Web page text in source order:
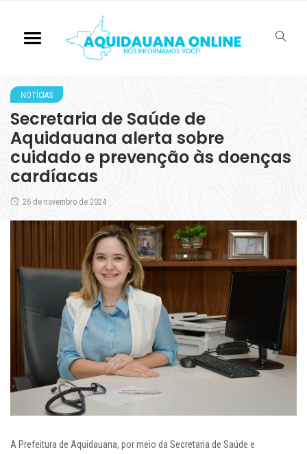
NOTÍCIAS
Secretaria de Saúde de
Aquidauana alerta sobre
cuidado e prevenção às doenças
cardíacas
26 de novembro de 2024
A Prefeitura de Aquidauana, por meio da Secretaria de Saúde e